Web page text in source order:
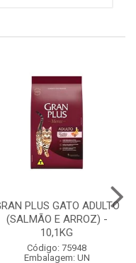
PLUS GATO ADULTO
(SALMÃO E ARROZ) -
10,1KG
Código: 75948
Embalagem: UN